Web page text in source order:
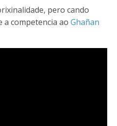
pero cando
a competencia ao Ghañan